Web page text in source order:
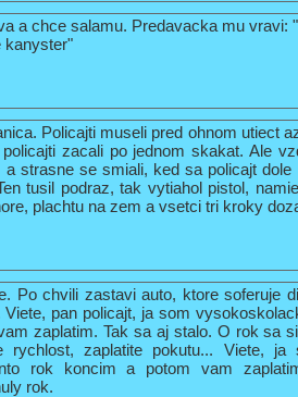
a chce salamu. Predavacka mu vravi:
kanyster"
Policajti museli pred ohnom utiect
zacali po jednom skakat. Ale
strasne se smiali, ked sa policajt
tusil podraz, tak vytiahol pistol,
plachtu na zem a vsetci tri kroky
Po chvili zastavi auto, ktore soferuje
Viete, pan policajt, ja som
zaplatim. Tak sa aj stalo. O rok sa
rychlost, zaplatite pokutu... Viete,
rok koncim a potom vam
rok.